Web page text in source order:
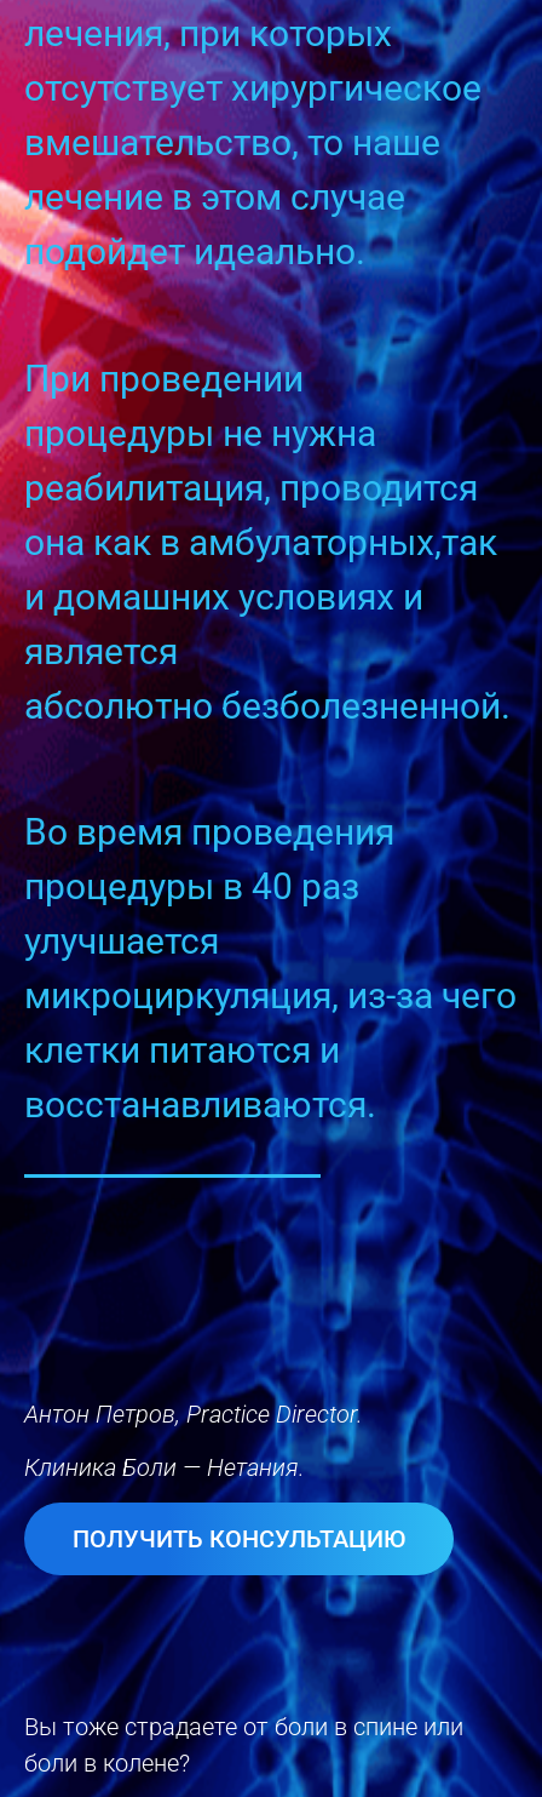
лечения, при которых
отсутствует хирургическое
вмешательство, то наше
лечение в этом случае
подойдет идеально.
При проведении
процедуры не нужна
реабилитация, проводится
она как в амбулаторных,так
и домашних условиях и
является
абсолютно безболезненной.
Во время проведения
процедуры в 40 раз
улучшается
микроциркуляция, из-за чего
клетки питаются и
восстанавливаются.
Антон Петров, Practice Director.
Клиника Боли — Нетания.
ПОЛУЧИТЬ КОНСУЛЬТАЦИЮ
ПОЛУЧИТЬ ПРЕДЛОЖЕНИЕ ПО
ЦЕНЕ
Вы тоже страдаете от боли в спине или
боли в колене?